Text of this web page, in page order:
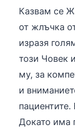
Казвам се
от жлъчка
изразя
този Човек
му, за
и
Докато има